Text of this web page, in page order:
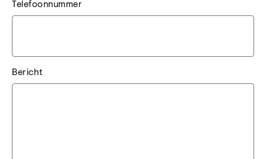
Telefoonnummer
Bericht